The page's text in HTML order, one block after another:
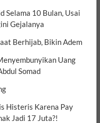
Selama 10 Bulan, Usai
Gejalanya
Berhijab, Bikin Adem
Uang
Somad
Histeris Karena Pay
Jadi 17 Juta?!